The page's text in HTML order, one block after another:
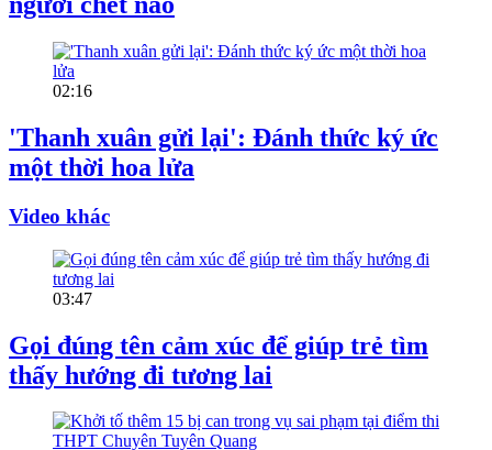
02:16
'Thanh xuân gửi lại': Đánh thức ký ức
một thời hoa lửa
Video khác
03:47
Gọi đúng tên cảm xúc để giúp trẻ tìm
thấy hướng đi tương lai